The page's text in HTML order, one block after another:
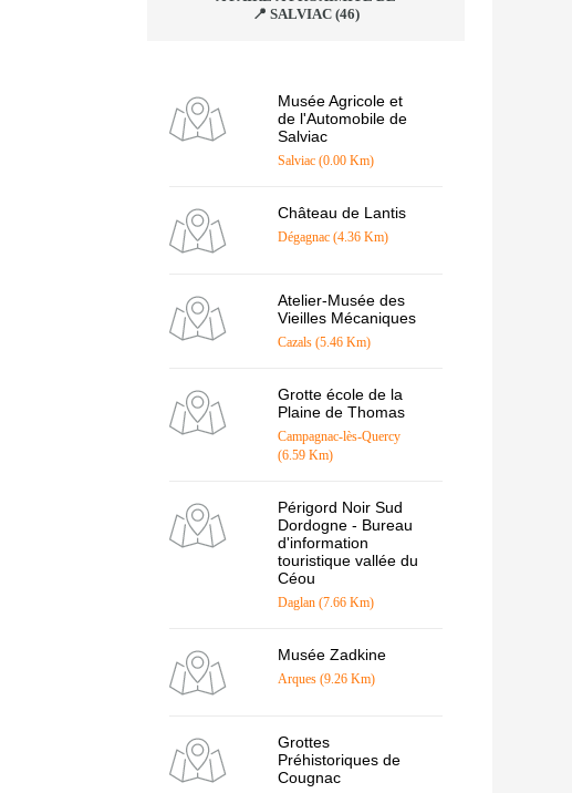
📍 SALVIAC (46)
Musée Agricole et
de l'Automobile de
Salviac
Salviac (0.00 Km)
Château de Lantis
Dégagnac (4.36 Km)
Atelier-Musée des
Vieilles Mécaniques
Cazals (5.46 Km)
Grotte école de la
Plaine de Thomas
Campagnac-lès-Quercy
(6.59 Km)
Périgord Noir Sud
Dordogne - Bureau
d'information
touristique vallée du
Céou
Daglan (7.66 Km)
Musée Zadkine
Arques (9.26 Km)
Grottes
Préhistoriques de
Cougnac